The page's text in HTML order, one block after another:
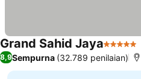
Grand Sahid Jaya5 Bintang
8,9Sempurna (32.789 penilaian)